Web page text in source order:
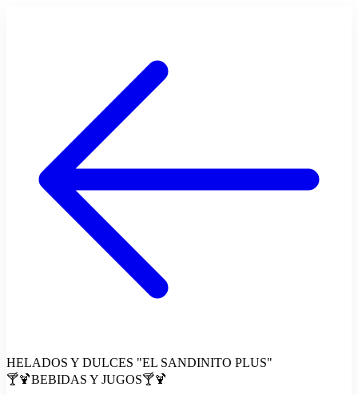
HELADOS Y DULCES "EL SANDINITO PLUS"
🍸🍹BEBIDAS Y JUGOS🍸🍹